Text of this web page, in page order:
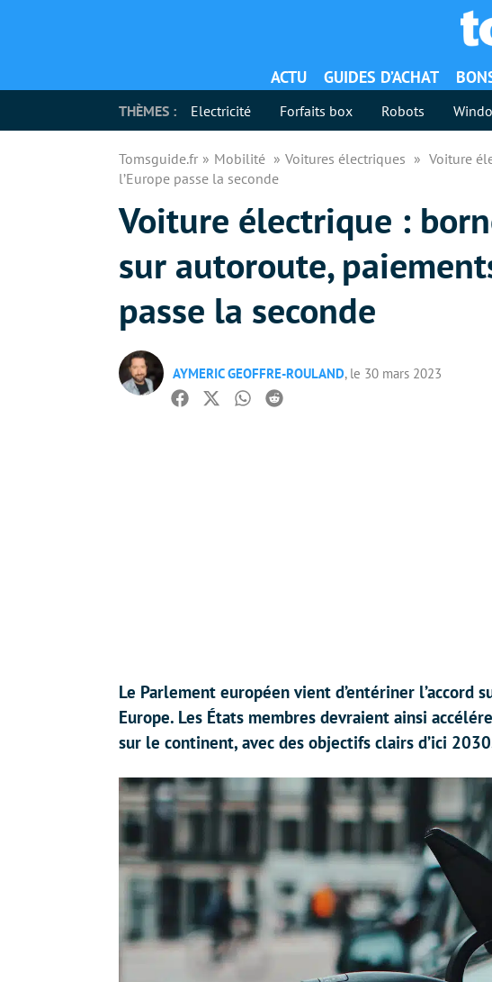
ACTU GUIDES D’ACHAT
THÈMES : Electricité Forfaits box Robots
Tomsguide.fr Mobilité Voitures électriques
Voiture
l’Europe passe la seconde
Voiture électrique :
sur autoroute,
passe la seconde
AYMERIC GEOFFRE-ROULAND, le 30 mars 2023
Facebook
TwitterWhatsapp
Reddit
Le Parlement européen vient d’entériner l’accord
Europe. Les États membres devraient ainsi
sur le continent, avec des objectifs clairs d’ici